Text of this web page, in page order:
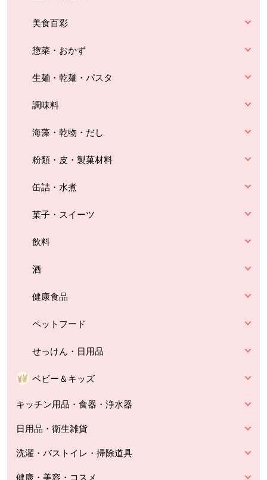
美食百彩
惣菜・おかず
生麺・乾麺・パスタ
調味料
海藻・乾物・だし
粉類・皮・製菓材料
缶詰・水煮
菓子・スイーツ
飲料
酒
健康食品
ペットフード
せっけん・日用品
ベビー＆キッズ
キッチン用品・食器・浄水器
日用品・衛生雑貨
洗濯・バストイレ・掃除道具
健康・美容・コスメ